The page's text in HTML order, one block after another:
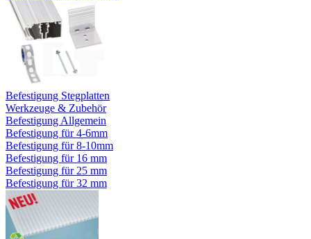
Befestigung Stegplatten
Werkzeuge & Zubehör
Befestigung Allgemein
Befestigung für 4-6mm
Befestigung für 8-10mm
Befestigung für 16 mm
Befestigung für 25 mm
Befestigung für 32 mm